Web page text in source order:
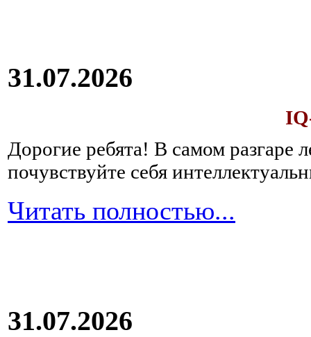
31.07.2026
Дорогие ребята! В самом разгаре
почувствуйте себя
Читать полностью...
31.07.2026